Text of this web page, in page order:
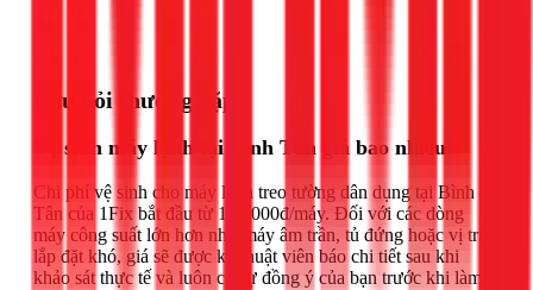
Câu hỏi thường gặp
Vệ sinh máy lạnh tại Bình Tân giá bao nhiêu?
Chi phí vệ sinh cho máy lạnh treo tường dân dụng tại Bình
Tân của 1Fix bắt đầu từ 150.000đ/máy. Đối với các dòng
máy công suất lớn hơn như máy âm trần, tủ đứng hoặc vị trí
lắp đặt khó, giá sẽ được kỹ thuật viên báo chi tiết sau khi
khảo sát thực tế và luôn có sự đồng ý của bạn trước khi làm.